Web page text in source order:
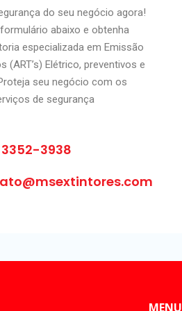
do seu negócio agora!
abaixo e obtenha
especializada em Emissão
(ART’s) Elétrico, preventivos e
seu negócio com os
de segurança
3938
MENU